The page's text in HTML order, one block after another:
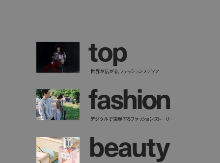
top
世界が広がる、ファッションメディア
fashion
デジタルで表現するファッションストーリー
beauty